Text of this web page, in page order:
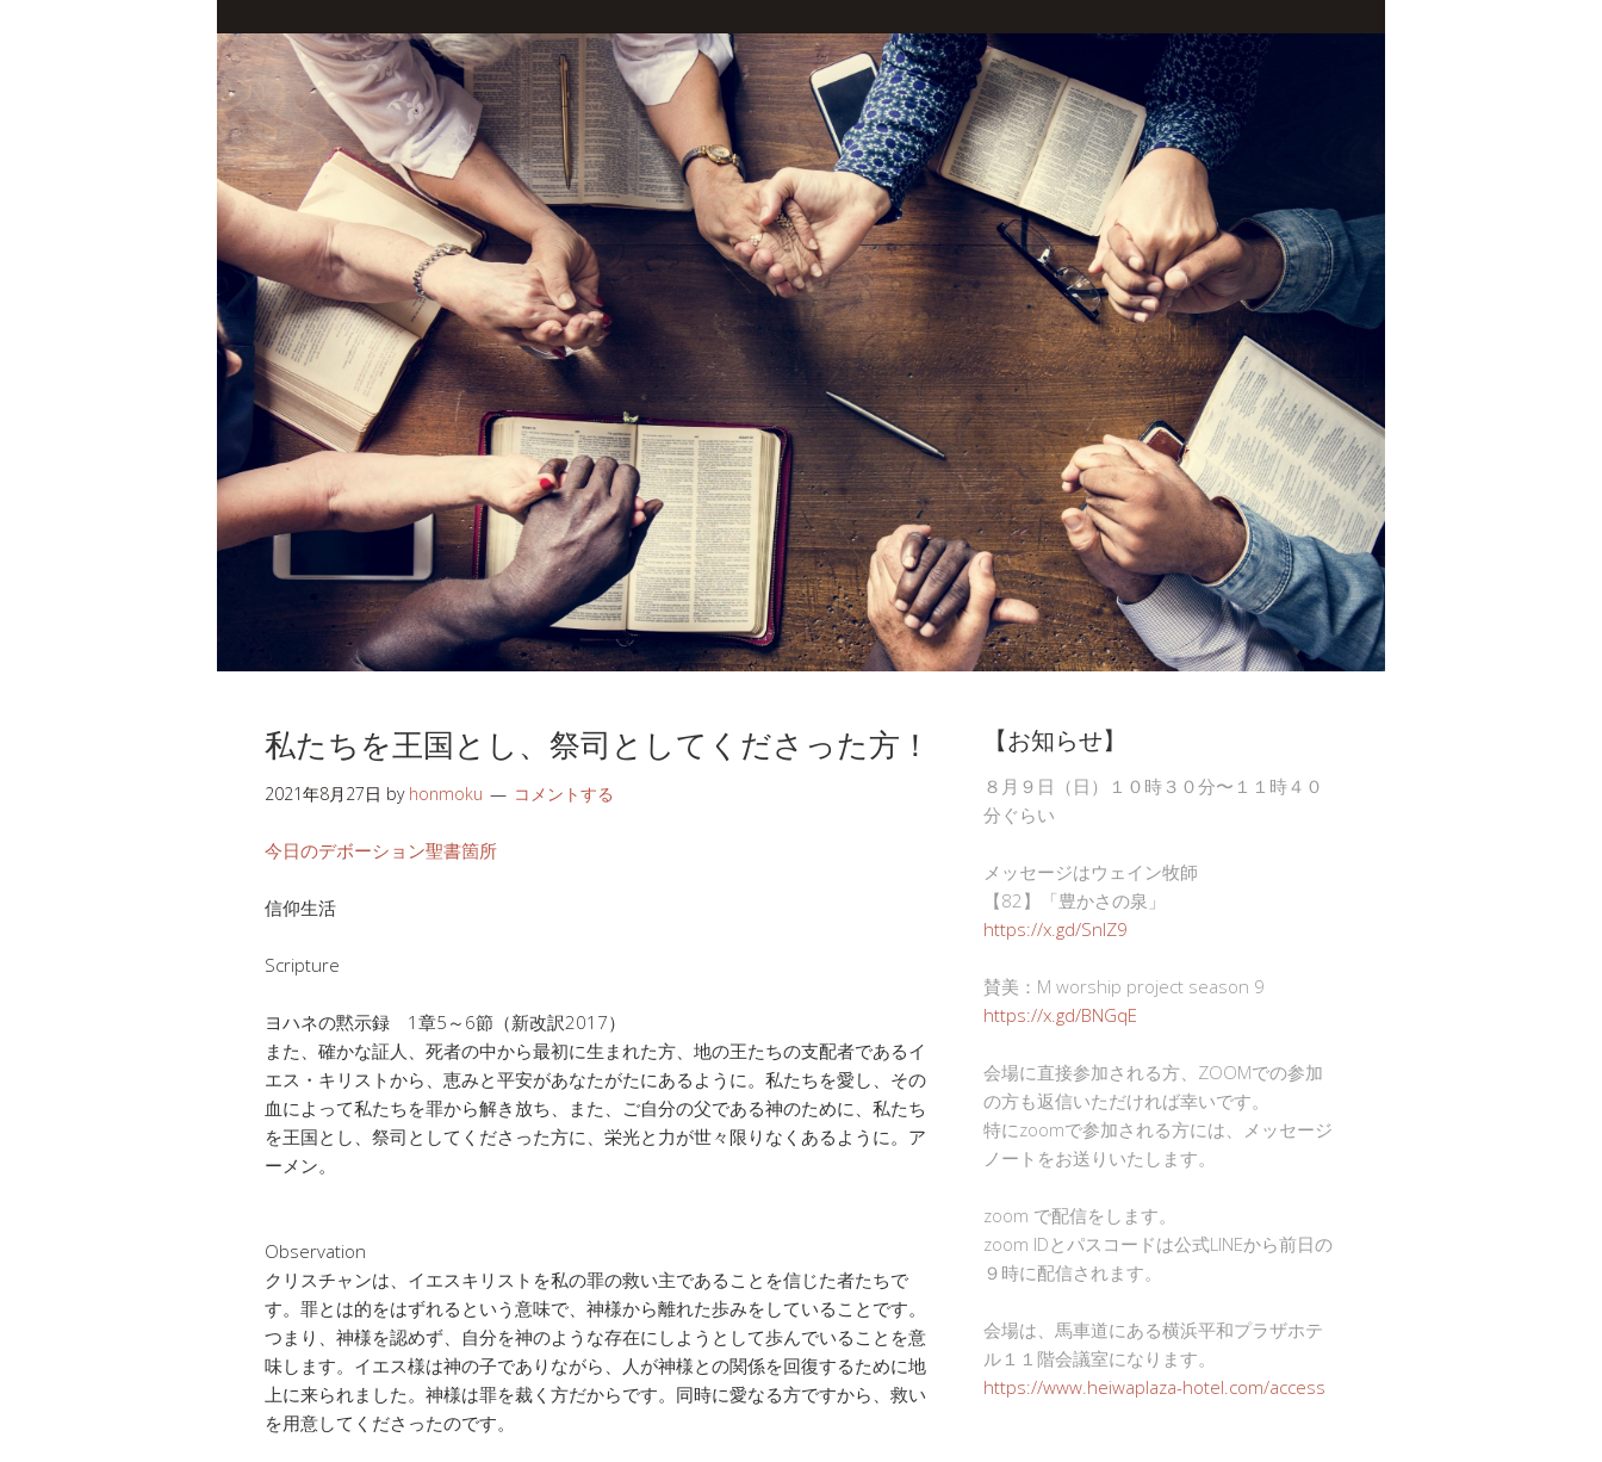
私たちを王国とし、祭司としてくださった方！
2021年8月27日 by honmoku コメントする
今日のデボーション聖書箇所
信仰生活
Scripture
ヨハネの黙示録 1章5～6節（新改訳2017）
また、確かな証人、死者の中から最初に生まれた方、地の王たちの支配者であるイ
エス・キリストから、恵みと平安があなたがたにあるように。私たちを愛し、その
血によって私たちを罪から解き放ち、また、ご自分の父である神のために、私たち
を王国とし、祭司としてくださった方に、栄光と力が世々限りなくあるように。ア
ーメン。
Observation
クリスチャンは、イエスキリストを私の罪の救い主であることを信じた者たちで
す。罪とは的をはずれるという意味で、神様から離れた歩みをしていることです。
つまり、神様を認めず、自分を神のような存在にしようとして歩んでいることを意
味します。イエス様は神の子でありながら、人が神様との関係を回復するために地
上に来られました。神様は罪を裁く方だからです。同時に愛なる方ですから、救い
を用意してくださったのです。
【お知らせ】
８月９日（日）１０時３０分〜１１時４０
分ぐらい
メッセージはウェイン牧師
【82】「豊かさの泉」
https://x.gd/SnlZ9
賛美：M worship project season 9
https://x.gd/BNGqE
会場に直接参加される方、ZOOMでの参加
の方も返信いただければ幸いです。
特にzoomで参加される方には、メッセージ
ノートをお送りいたします。
zoom で配信をします。
zoom IDとパスコードは公式LINEから前日の
９時に配信されます。
会場は、馬車道にある横浜平和プラザホテ
ル１１階会議室になります。
https://www.heiwaplaza-hotel.com/access